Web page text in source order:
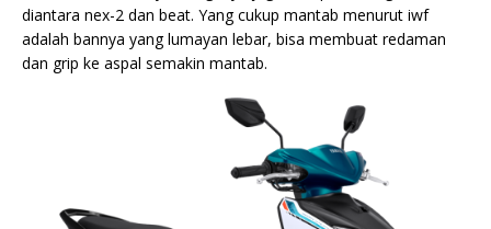
diantara nex-2 dan beat. Yang cukup mantab menurut iwf
adalah bannya yang lumayan lebar, bisa membuat redaman
dan grip ke aspal semakin mantab.